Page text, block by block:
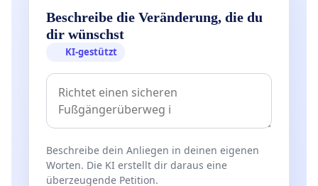
Beschreibe die Veränderung, die du
dir wünschst
KI-gestützt
Beschreibe dein Anliegen in deinen eigenen
Worten. Die KI erstellt dir daraus eine
überzeugende Petition.